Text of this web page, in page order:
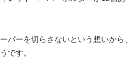
パーを切らさないという想いから、
です。